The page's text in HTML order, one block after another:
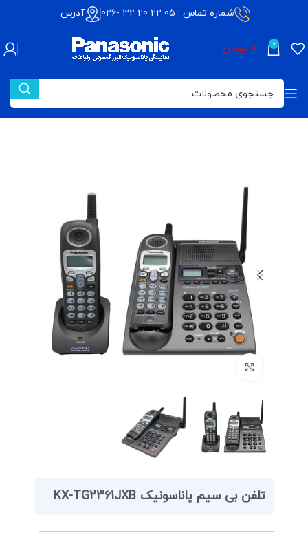
شماره تماس : 05 22 20 32 -026 آدرس
0
0 تومان
تلفن بی سیم پاناسونیک KX-TG2361JXB